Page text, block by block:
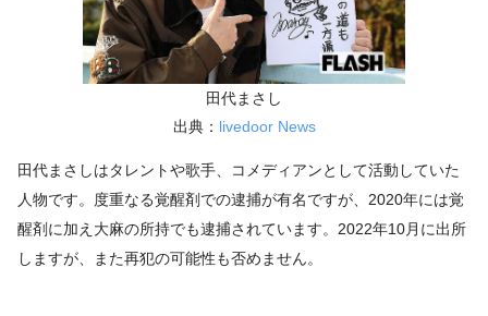
田代まさし
出典： livedoor News
田代まさしはタレントや歌手、コメディアンとして活動していた
人物です。度重なる覚醒剤での逮捕が有名ですが、2020年には覚
醒剤に加え大麻の所持でも逮捕されています。2022年10月に出所
しますが、また再犯の可能性も否めません。